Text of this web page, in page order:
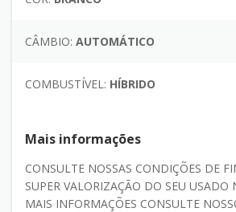
CÂMBIO: AUTOMÁTICO
COMBUSTÍVEL: HÍBRIDO
Mais informações
CONSULTE NOSSAS CONDIÇÕES DE
SUPER VALORIZAÇÃO DO SEU USADO
MAIS INFORMAÇÕES CONSULTE